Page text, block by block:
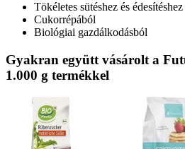
Tökéletes sütéshez és édesítéshez
Cukorrépából
Biológiai gazdálkodásból
Gyakran együtt vásárolt a
1.000 g termékkel